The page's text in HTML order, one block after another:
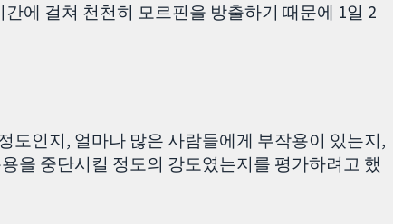
에 걸쳐 천천히 모르핀을 방출하기 때문에 1일 2
도인지, 얼마나 많은 사람들에게 부작용이 있는지,
을 중단시킬 정도의 강도였는지를 평가하려고 했